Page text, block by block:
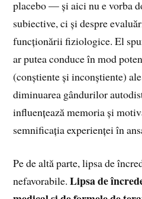
placebo — și aici nu e vorba
subiective, ci și despre
funcționării fiziologice. El
ar putea conduce în mod
(conștiente și inconștiente)
diminuarea gândurilor
influențează memoria și
semnificația experienței în
Pe de altă parte, lipsa de
nefavorabile. Lipsa de